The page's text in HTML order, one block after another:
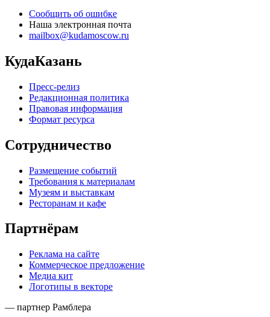
Сообщить об ошибке
Наша электронная почта
mailbox@kudamoscow.ru
КудаКазань
Пресс-релиз
Редакционная политика
Правовая информация
Формат ресурса
Сотрудничество
Размещение событий
Требования к материалам
Музеям и выставкам
Ресторанам и кафе
Партнёрам
Реклама на сайте
Коммерческое предложение
Медиа кит
Логотипы в векторе
— партнер Рамблера